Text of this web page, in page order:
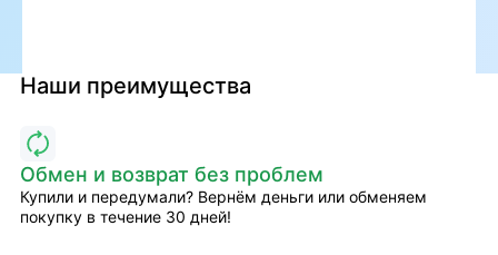
Наши преимущества
Обмен и возврат без проблем
Купили и передумали? Вернём деньги или обменяем
покупку в течение 30 дней!